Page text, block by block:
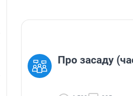
Про засаду